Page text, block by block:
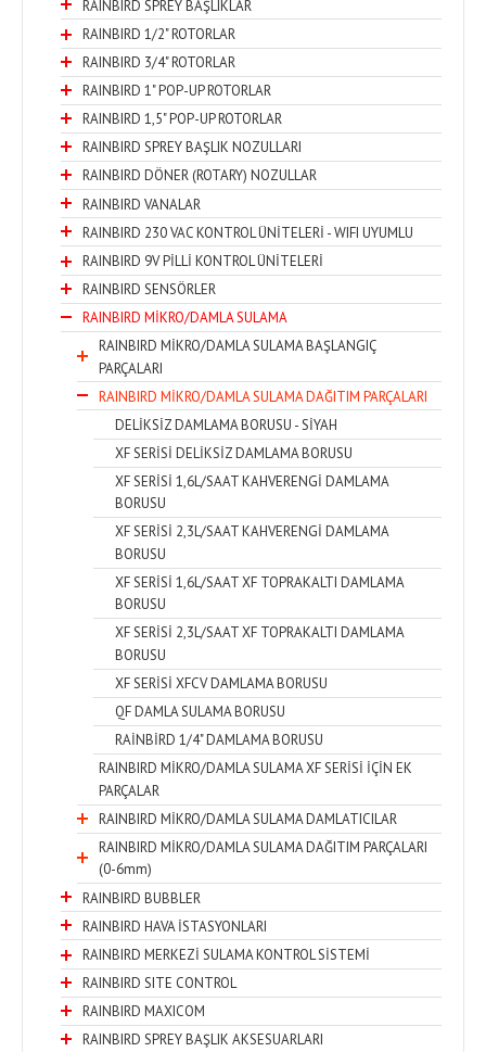
RAINBIRD SPREY BAŞLIKLAR
RAINBIRD 1/2" ROTORLAR
RAINBIRD 3/4" ROTORLAR
RAINBIRD 1" POP-UP ROTORLAR
RAINBIRD 1,5" POP-UP ROTORLAR
RAINBIRD SPREY BAŞLIK NOZULLARI
RAINBIRD DÖNER (ROTARY) NOZULLAR
RAINBIRD VANALAR
RAINBIRD 230 VAC KONTROL ÜNİTELERİ - WIFI UYUMLU
RAINBIRD 9V PİLLİ KONTROL ÜNİTELERİ
RAINBIRD SENSÖRLER
RAINBIRD MİKRO/DAMLA SULAMA
RAINBIRD MİKRO/DAMLA SULAMA BAŞLANGIÇ
PARÇALARI
RAINBIRD MİKRO/DAMLA SULAMA DAĞITIM PARÇALARI
DELİKSİZ DAMLAMA BORUSU - SİYAH
XF SERİSİ DELİKSİZ DAMLAMA BORUSU
XF SERİSİ 1,6L/SAAT KAHVERENGİ DAMLAMA
BORUSU
XF SERİSİ 2,3L/SAAT KAHVERENGİ DAMLAMA
BORUSU
XF SERİSİ 1,6L/SAAT XF TOPRAKALTI DAMLAMA
BORUSU
XF SERİSİ 2,3L/SAAT XF TOPRAKALTI DAMLAMA
BORUSU
XF SERİSİ XFCV DAMLAMA BORUSU
QF DAMLA SULAMA BORUSU
RAİNBİRD 1/4" DAMLAMA BORUSU
RAINBIRD MİKRO/DAMLA SULAMA XF SERİSİ İÇİN EK
PARÇALAR
RAINBIRD MİKRO/DAMLA SULAMA DAMLATICILAR
RAINBIRD MİKRO/DAMLA SULAMA DAĞITIM PARÇALARI
(0-6mm)
RAINBIRD BUBBLER
RAINBIRD HAVA İSTASYONLARI
RAINBIRD MERKEZİ SULAMA KONTROL SİSTEMİ
RAINBIRD SITE CONTROL
RAINBIRD MAXICOM
RAINBIRD SPREY BAŞLIK AKSESUARLARI